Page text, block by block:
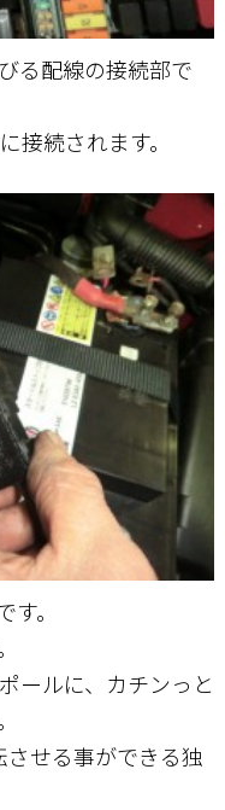
る配線の接続部で
接続されます。
。
ールに、カチンっと
せる事ができる独